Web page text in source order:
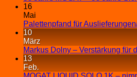
16
Mai
Palettenpfand für
10
März
Markus Dolny – Verstärkung für
13
Feb.